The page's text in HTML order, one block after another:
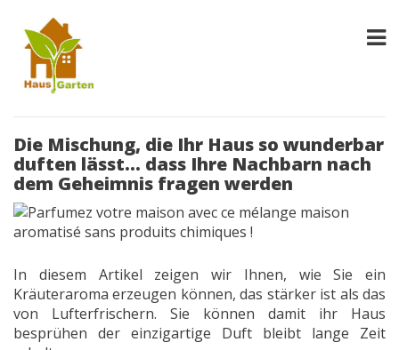
Die Mischung, die Ihr Haus so wunderbar
duften lässt… dass Ihre Nachbarn nach
dem Geheimnis fragen werden
In diesem Artikel zeigen wir Ihnen, wie Sie ein
Kräuteraroma erzeugen können, das stärker ist als das
von Lufterfrischern. Sie können damit ihr Haus
besprühen der einzigartige Duft bleibt lange Zeit